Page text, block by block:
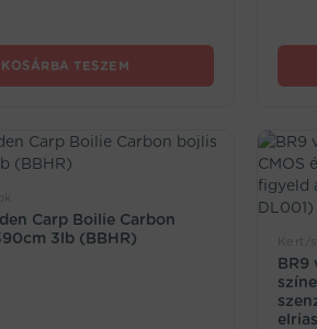
KOSÁRBA TESZEM
Carp Boilie Carbon
3lb (BBHR)
BR9